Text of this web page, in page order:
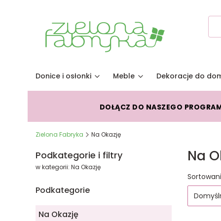
Donice i osłonki Meble Dekoracje do
DOŁĄCZ DO NASZEGO
Zielona Fabryka Na Okazję
Podkategorie i filtry
w kategorii: Na Okazję
Podkategorie
Na Okazję
Na
Lista